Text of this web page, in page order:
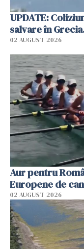
UPDATE:
salvare în
02 AUGUST 2026
Aur pentru
Europene de
02 AUGUST 2026